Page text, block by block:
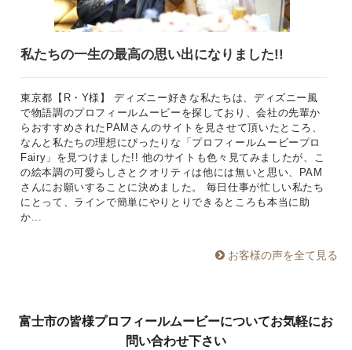
私たちの一生の最高の思い出になりました!!
東京都【R・Y様】 ディズニー好きな私たちは、ディズニー風
で物語調のプロフィールムービーを探しており、会社の先輩か
らおすすめされたPAMさんのサイトを見させて頂いたところ、
なんと私たちの理想にぴったりな「プロフィールムービープロ
Fairy」を見つけました!! 他のサイトも色々見てみましたが、こ
の絵本調の可愛らしさとクオリティは他には無いと思い、PAM
さんにお願いすることに決めました。 毎日仕事が忙しい私たち
にとって、ラインで簡単にやりとりできるところも本当に助
か...
お客様の声を全て見る
富士市の皆様プロフィールムービーについてお気軽にお
問い合わせ下さい